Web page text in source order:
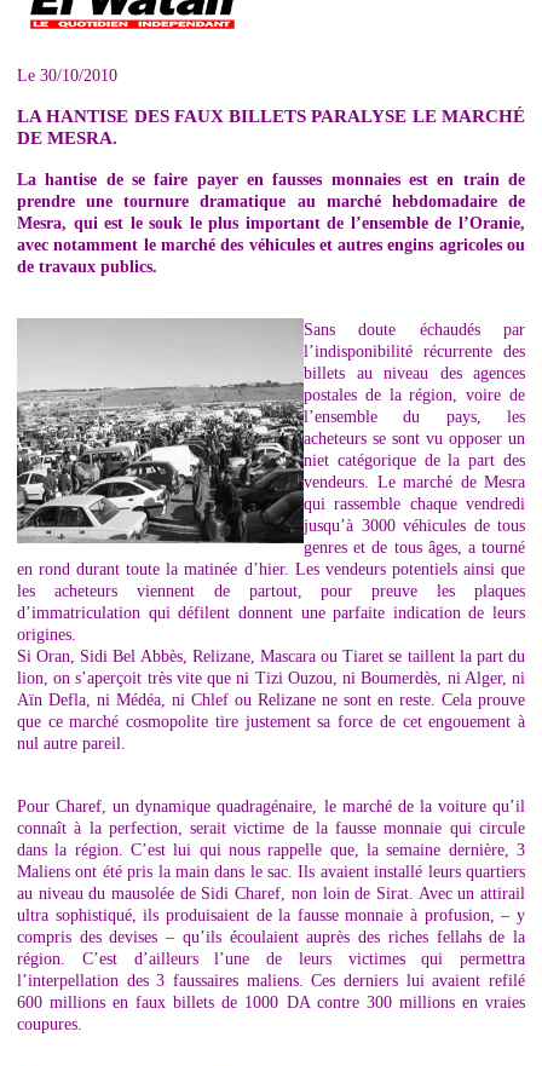
Le 30/10/2010
LA HANTISE DES FAUX BILLETS PARALYSE LE MARCHÉ
DE MESRA.
La hantise de se faire payer en fausses monnaies est en train de
prendre une tournure dramatique au marché hebdomadaire de
Mesra, qui est le souk le plus important de l’ensemble de l’Oranie,
avec notamment le marché des véhicules et autres engins agricoles ou
de travaux publics.
Sans doute échaudés par
l’indisponibilité récurrente des
billets au niveau des agences
postales de la région, voire de
l’ensemble du pays, les
acheteurs se sont vu opposer un
niet catégorique de la part des
vendeurs. Le marché de Mesra
qui rassemble chaque vendredi
jusqu’à 3000 véhicules de tous
genres et de tous âges, a tourné
en rond durant toute la matinée d’hier. Les vendeurs potentiels ainsi que
les acheteurs viennent de partout, pour preuve les plaques
d’immatriculation qui défilent donnent une parfaite indication de leurs
origines.
Si Oran, Sidi Bel Abbès, Relizane, Mascara ou Tiaret se taillent la part du
lion, on s’aperçoit très vite que ni Tizi Ouzou, ni Boumerdès, ni Alger, ni
Aïn Defla, ni Médéa, ni Chlef ou Relizane ne sont en reste. Cela prouve
que ce marché cosmopolite tire justement sa force de cet engouement à
nul autre pareil.
Pour Charef, un dynamique quadragénaire, le marché de la voiture qu’il
connaît à la perfection, serait victime de la fausse monnaie qui circule
dans la région. C’est lui qui nous rappelle que, la semaine dernière, 3
Maliens ont été pris la main dans le sac. Ils avaient installé leurs quartiers
au niveau du mausolée de Sidi Charef, non loin de Sirat. Avec un attirail
ultra sophistiqué, ils produisaient de la fausse monnaie à profusion, – y
compris des devises – qu’ils écoulaient auprès des riches fellahs de la
région. C’est d’ailleurs l’une de leurs victimes qui permettra
l’interpellation des 3 faussaires maliens. Ces derniers lui avaient refilé
600 millions en faux billets de 1000 DA contre 300 millions en vraies
coupures.